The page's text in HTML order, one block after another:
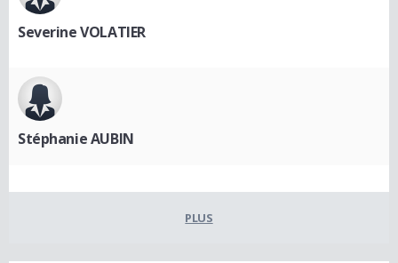
Severine VOLATIER
Stéphanie AUBIN
PLUS